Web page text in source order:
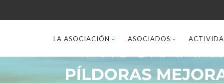
LA ASOCIACIÓN ASOCIADOS